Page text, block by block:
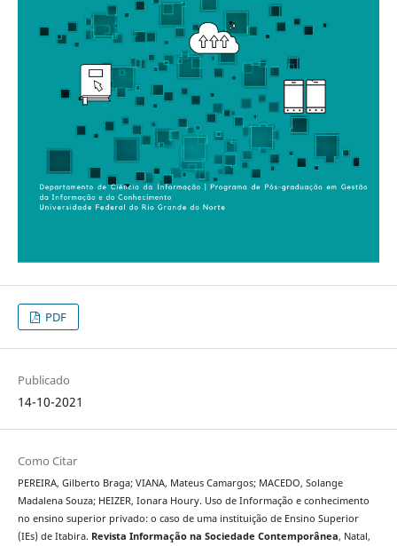
PDF
Publicado
14-10-2021
Como Citar
PEREIRA, Gilberto Braga; VIANA, Mateus Camargos; MACEDO, Solange
Madalena Souza; HEIZER, Ionara Houry. Uso de Informação e conhecimento
no ensino superior privado: o caso de uma instituição de Ensino Superior
(IEs) de Itabira. Revista Informação na Sociedade Contemporânea, Natal,